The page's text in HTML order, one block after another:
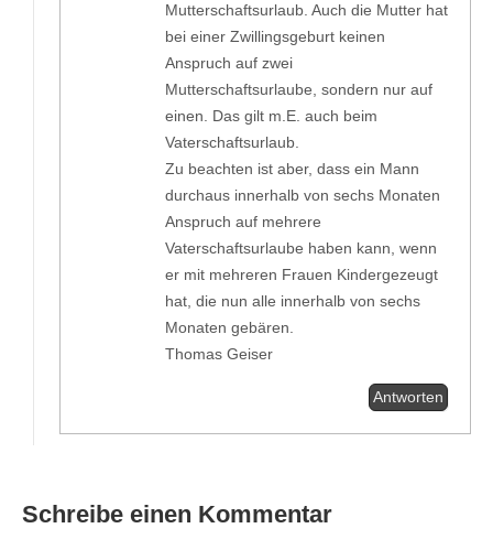
Mutterschaftsurlaub. Auch die Mutter hat
bei einer Zwillingsgeburt keinen
Anspruch auf zwei
Mutterschaftsurlaube, sondern nur auf
einen. Das gilt m.E. auch beim
Vaterschaftsurlaub.
Zu beachten ist aber, dass ein Mann
durchaus innerhalb von sechs Monaten
Anspruch auf mehrere
Vaterschaftsurlaube haben kann, wenn
er mit mehreren Frauen Kindergezeugt
hat, die nun alle innerhalb von sechs
Monaten gebären.
Thomas Geiser
Antworten
Schreibe einen Kommentar